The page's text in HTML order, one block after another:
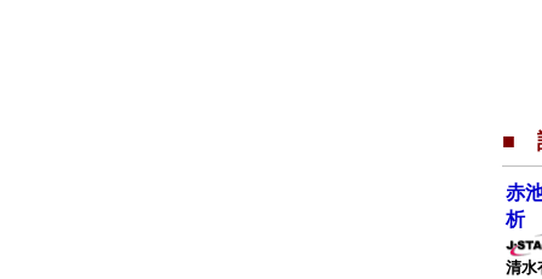
■
赤
析
清水